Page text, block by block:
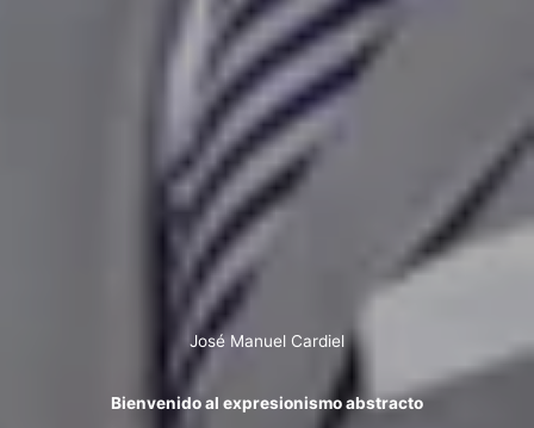
José Manuel Cardiel
Bienvenido al expresionismo abstracto